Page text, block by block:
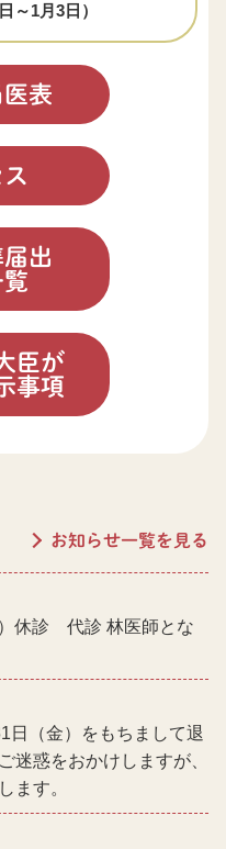
～1月3日）
表
出
臣が
事項
お知らせ一覧を見る
休診 代診 林医師とな
日（金）をもちまして退
迷惑をおかけしますが、
ます。